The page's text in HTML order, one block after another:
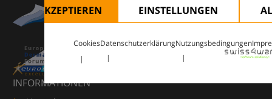
ALLE AKZEPTIEREN
EINSTELLUNGEN
CookiesDatenschutzerklärungNutzungsbedingungen
INFORMATIONEN